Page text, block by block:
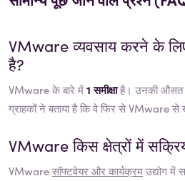
VMwareव्यवसाय करने के
है?
VMware के बारे में1 समीक्षाहै। उनकी औसत
ग्राहकों ने बताया है कि वे फिर से VMware से
VMwareकिस क्षेत्रों में
VMwareसॉफ्टवेयर और कार्यक्रमउद्योग में